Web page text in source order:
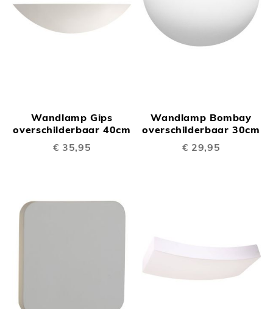
Wandlamp Gips
overschilderbaar 40cm
€ 35,95
Wandlamp Bombay
overschilderbaar 30cm
€ 29,95